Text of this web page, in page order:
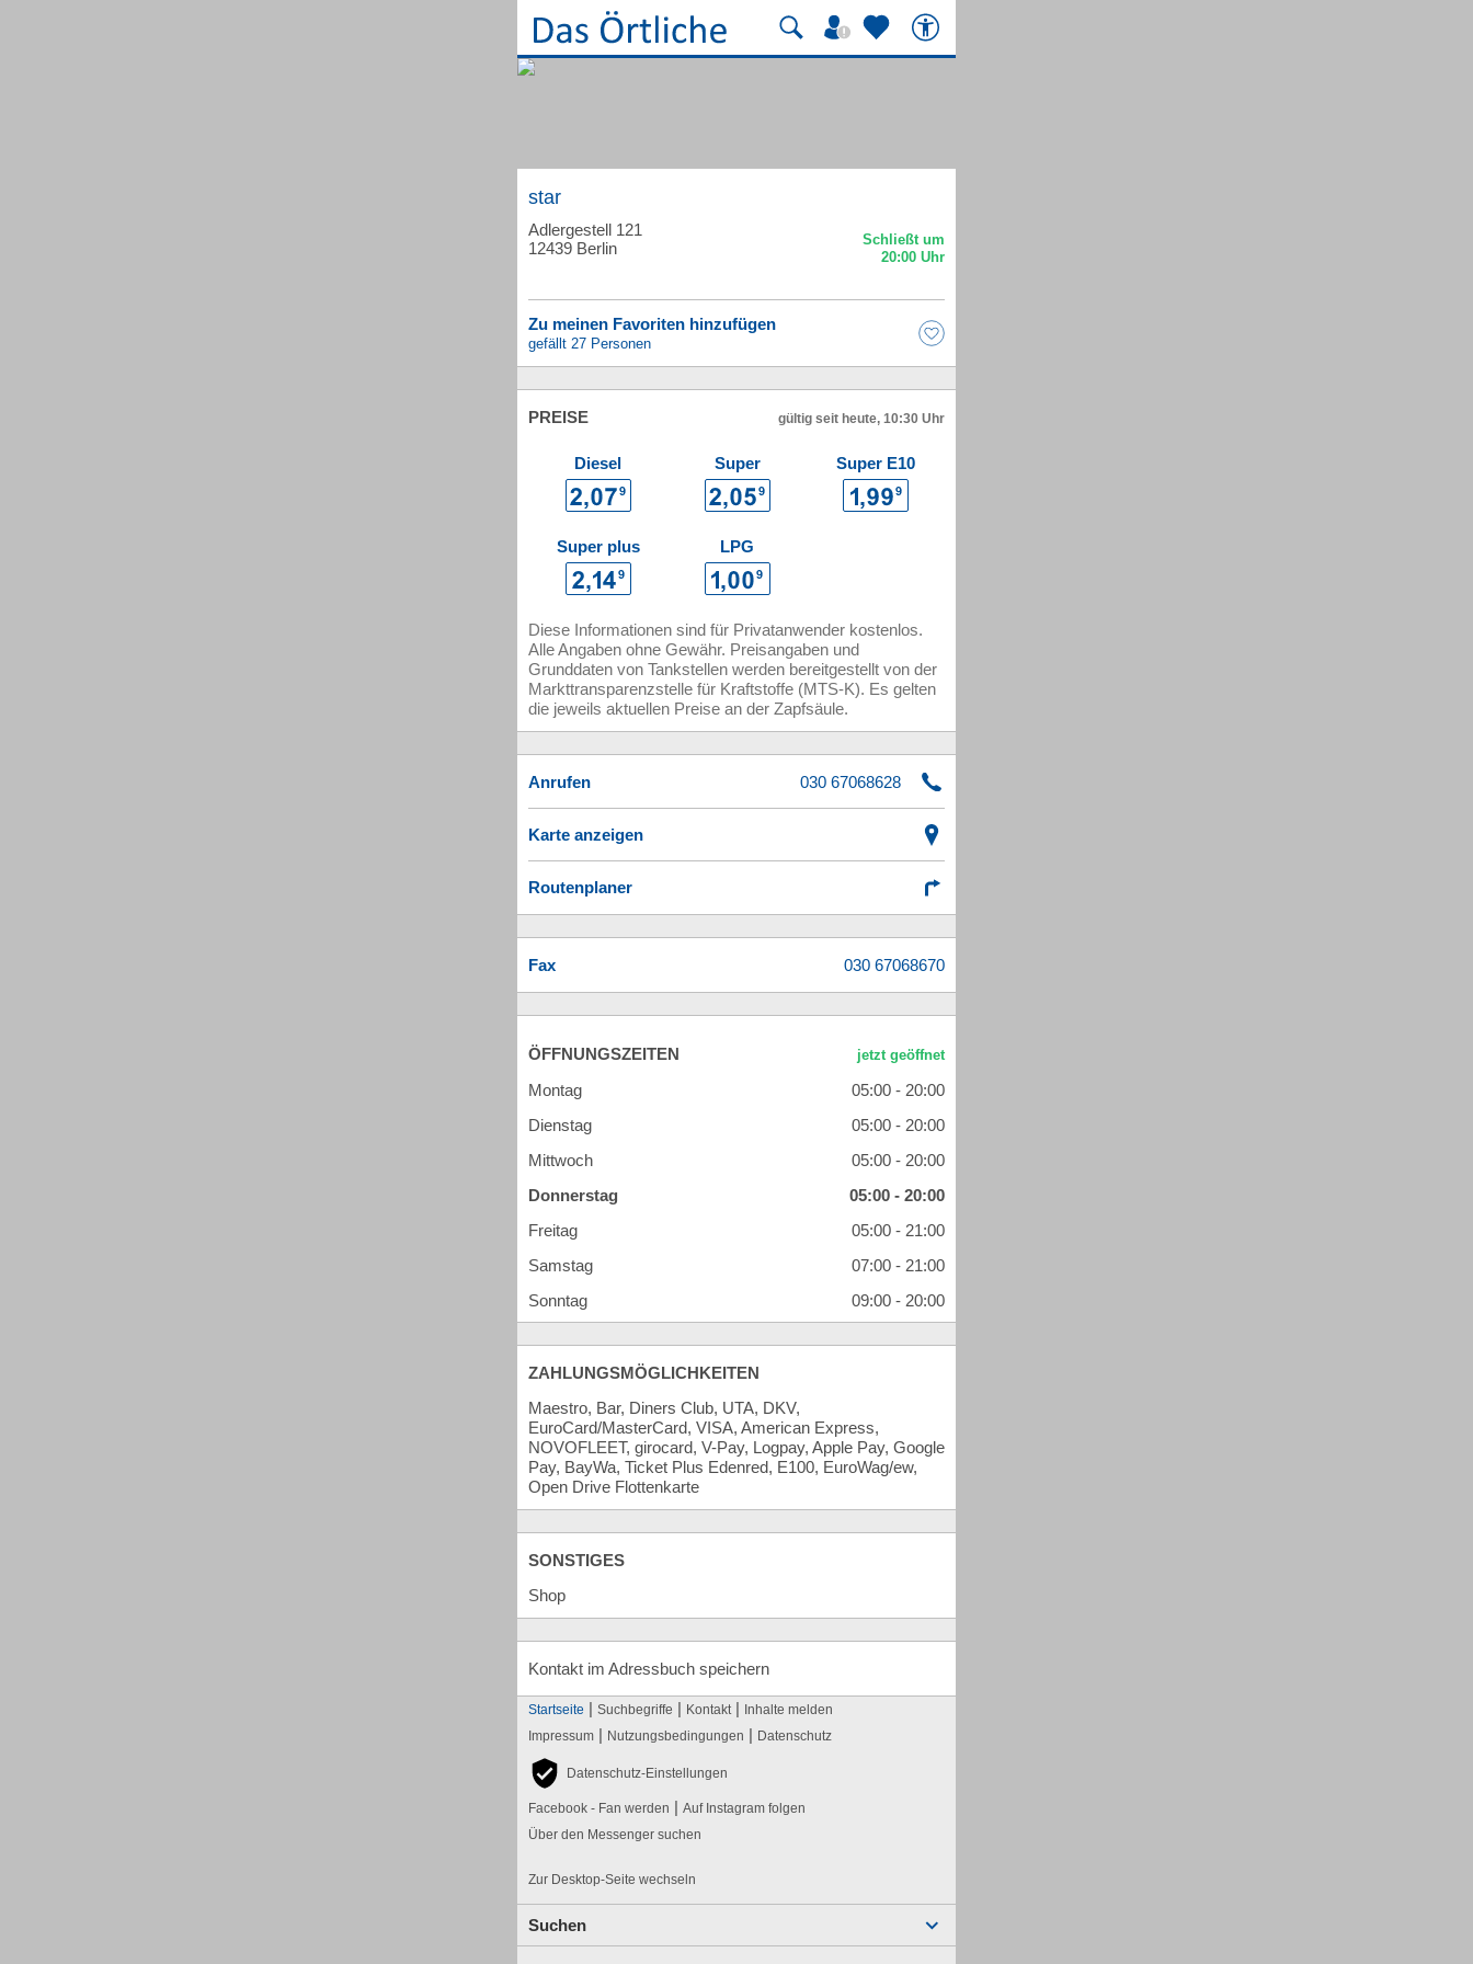
star
Adlergestell 121
12439 Berlin
Zu meinen Favoriten hinzufügen
gefällt 27 Personen
PREISE gültig seit heute, 10:30 Uhr
Diesel Super Super E10
Super plus LPG
Diese Informationen sind für Privatanwender kostenlos.
Alle Angaben ohne Gewähr. Preisangaben und
Grunddaten von Tankstellen werden bereitgestellt von der
Markttransparenzstelle für Kraftstoffe (MTS-K). Es gelten
die jeweils aktuellen Preise an der Zapfsäule.
Anrufen
Karte anzeigen
Routenplaner
Fax
ÖFFNUNGSZEITEN
Montag
05:00 - 20:00
Dienstag
05:00 - 20:00
Mittwoch
05:00 - 20:00
Donnerstag
05:00 - 20:00
Freitag
05:00 - 21:00
Samstag
07:00 - 21:00
Sonntag
09:00 - 20:00
ZAHLUNGSMÖGLICHKEITEN
Maestro, Bar, Diners Club, UTA, DKV,
EuroCard/MasterCard, VISA, American Express,
NOVOFLEET, girocard, V-Pay, Logpay, Apple Pay, Google
Pay, BayWa, Ticket Plus Edenred, E100, EuroWag/ew,
Open Drive Flottenkarte
SONSTIGES
Shop
Kontakt im Adressbuch speichern
Startseite | Suchbegriffe | Kontakt | Inhalte melden
Impressum | Nutzungsbedingungen | Datenschutz
Datenschutz-Einstellungen
Facebook - Fan werden | Auf Instagram folgen
Über den Messenger suchen
Zur Desktop-Seite wechseln
Suchen